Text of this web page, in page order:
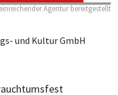
Agentur bereitgestellt
und Kultur GmbH